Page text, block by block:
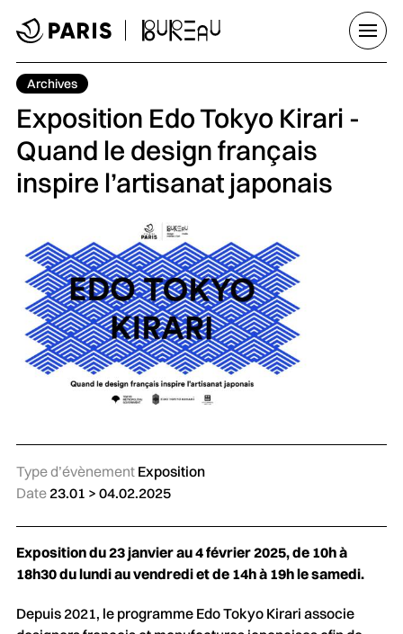
Tag :
Archives
Exposition Edo Tokyo Kirari -
Quand le design français
inspire l’artisanat japonais
Type d’évènement Exposition
Date 23.01 > 04.02.2025
Exposition du 23 janvier au 4 février 2025, de 10h à
18h30 du lundi au vendredi et de 14h à 19h le samedi.
Depuis 2021, le programme Edo Tokyo Kirari associe